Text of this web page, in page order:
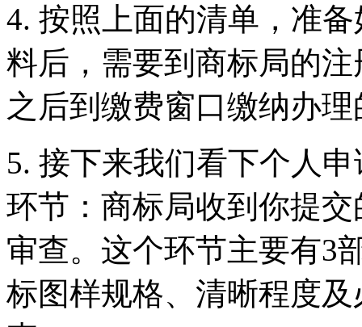
4. 按照上面的清单，准
料后，需要到商标局的
之后到缴费窗口缴纳
5. 接下来我们看下个人
环节：商标局收到你提
审查。这个环节主要有3
标图样规格、清晰程度